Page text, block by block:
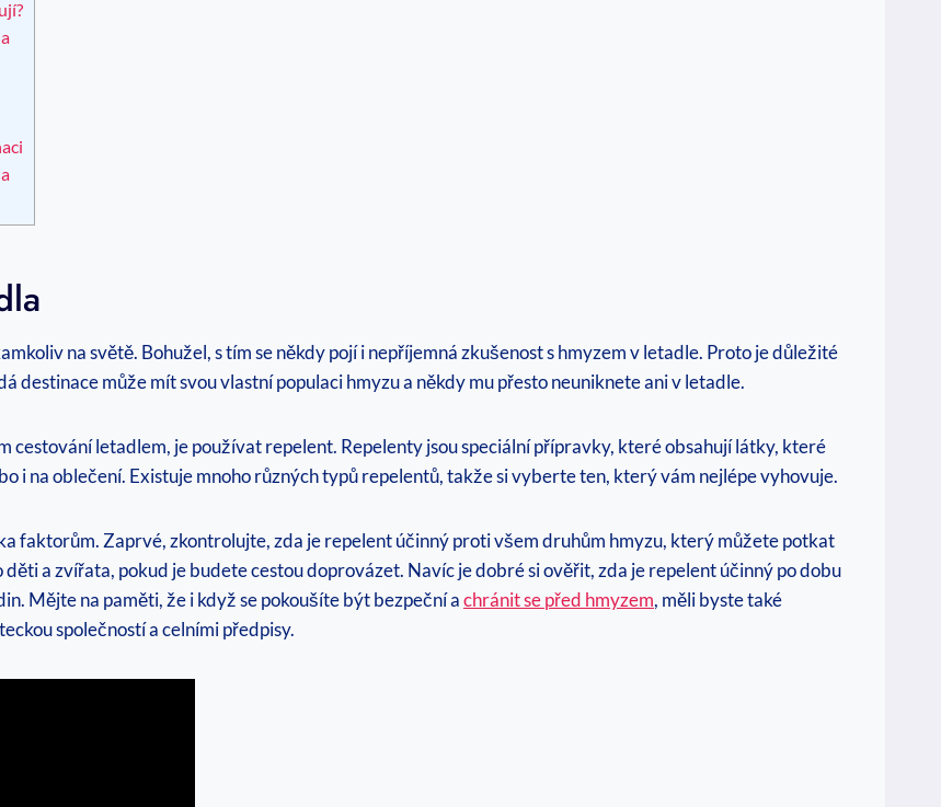
na světě. Bohužel, s tím se někdy pojí i nepříjemná zkušenost s hmyzem v letadle. Proto je důležité
destinace může mít svou vlastní populaci hmyzu a někdy mu přesto neuniknete ani v letadle.
cestování letadlem, je používat repelent. Repelenty jsou speciální přípravky, které obsahují látky, které
i na oblečení. Existuje mnoho různých typů repelentů, takže si vyberte ten, který vám nejlépe vyhovuje.
faktorům. Zaprvé, zkontrolujte, zda je repelent účinný proti všem druhům hmyzu, který můžete potkat
a zvířata, pokud je budete cestou doprovázet. Navíc je dobré si ověřit, zda je repelent účinný po dobu
Mějte na paměti, že i když se pokoušíte být bezpeční achránit se před hmyzem, měli byste také
společností a celními předpisy.